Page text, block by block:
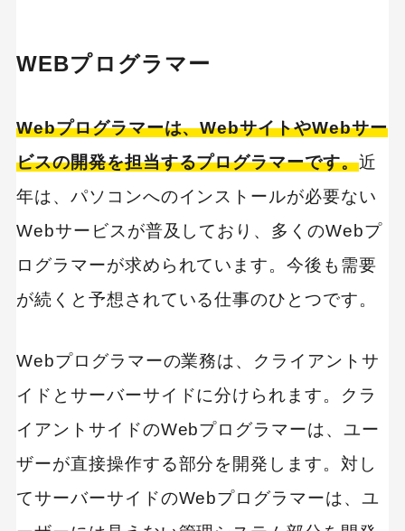
WEBプログラマー
Webプログラマーは、WebサイトやWebサー
ビスの開発を担当するプログラマーです。近
年は、パソコンへのインストールが必要ない
Webサービスが普及しており、多くのWebプ
ログラマーが求められています。今後も需要
が続くと予想されている仕事のひとつです。
Webプログラマーの業務は、クライアントサ
イドとサーバーサイドに分けられます。クラ
イアントサイドのWebプログラマーは、ユー
ザーが直接操作する部分を開発します。対し
てサーバーサイドのWebプログラマーは、ユ